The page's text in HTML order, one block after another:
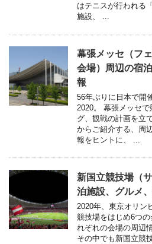
はテニスが行われる
施設、 ...
幕張メッセ（フ
会場）周辺の宿
報
56年ぶりに日本で開
2020。 幕張メッセ
グ、観戦の計画を立
からご紹介する、周
報をヒントに、 ...
新国立競技場（
泊施設、グルメ
2020年、東京オリン
競技場をはじめ6つ
れぞれの会場の周辺
その中でも新国立競